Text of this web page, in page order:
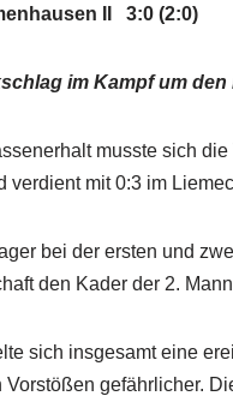
II 3:0 (2:0)
im Kampf um
musste sich
verdient mit 0:3 im
bei der ersten und
den Kader der 2.
sich insgesamt eine
gefährlicher.